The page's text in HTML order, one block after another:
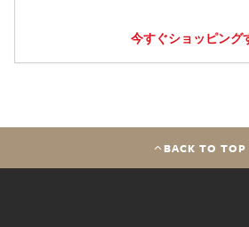
今すぐショッピング
BACK TO TOP